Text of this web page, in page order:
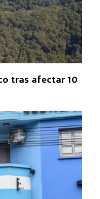
tras afectar 10